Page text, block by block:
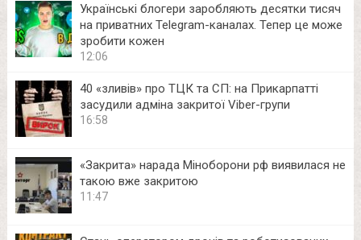
Українські блогери заробляють десятки тисяч
на приватних Telegram-каналах. Тепер це може
зробити кожен
12:06
40 «зливів» про ТЦК та СП: на Прикарпатті
засудили адміна закритої Viber-групи
16:58
«Закрита» нарада Міноборони рф виявилася не
такою вже закритою
11:47